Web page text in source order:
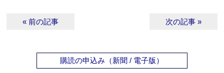
« 前の記事 次の記事 »
購読の申込み（新聞 / 電子版）